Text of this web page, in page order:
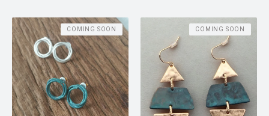
COMING SOON COMING SOON